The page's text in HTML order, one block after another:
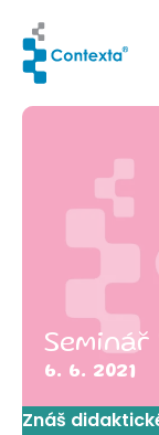
Seminář
6. 6. 2021
Znáš